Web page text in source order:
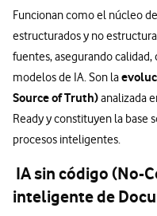
Funcionan como el núcleo
estructurados y no
fuentes, asegurando
modelos de IA. Son la
Source of Truth)analizada
Ready y constituyen la base
procesos inteligentes.
IA sin código (No-
inteligente de